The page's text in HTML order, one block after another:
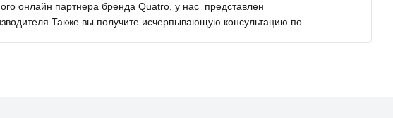
онлайн партнера бренда Quatro, у нас представлен
вы получите исчерпывающую консультацию по